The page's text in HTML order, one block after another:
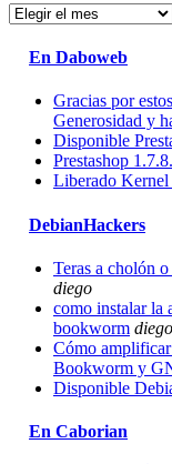
Archivos
En Daboweb
Gracias por
Generosidad y
Disponible
Prestashop
Liberado
DebianHackers
Teras a cholón
diego
como instalar la
bookworm diego
Cómo
Bookworm y
Disponible
En Caborian